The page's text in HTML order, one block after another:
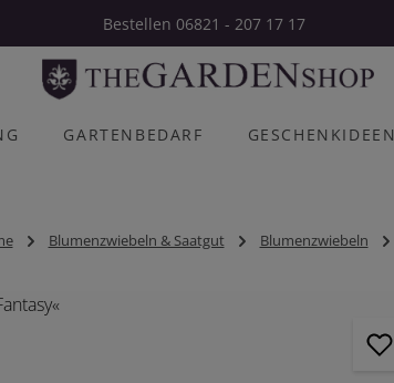
Bestellen 06821 - 207 17 17
GARTENBEDARF GESCHENKIDEEN
Blumenzwiebeln & Saatgut Blumenzwiebeln